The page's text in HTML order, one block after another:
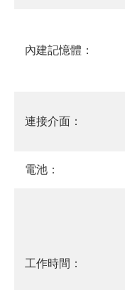
內建記憶體：
連接介面：
電池：
工作時間：